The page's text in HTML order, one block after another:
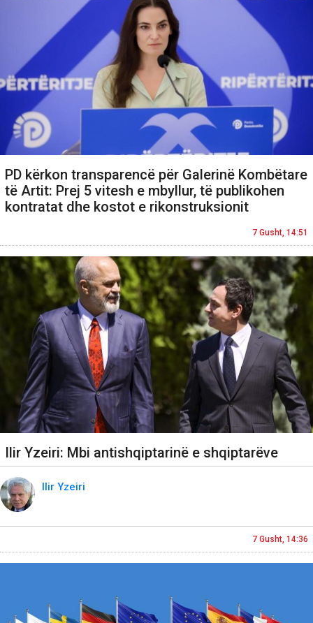
PD kërkon transparencë për Galerinë Kombëtare
të Artit: Prej 5 vitesh e mbyllur, të publikohen
kontratat dhe kostot e rikonstruksionit
7 Gusht, 14:51
Ilir Yzeiri: Mbi antishqiptarinë e shqiptarëve
Ilir Yzeiri
7 Gusht, 14:36